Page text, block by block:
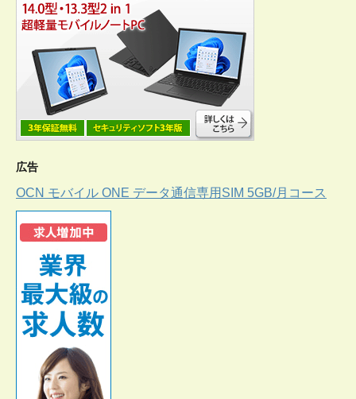
広告
OCN モバイル ONE データ通信専用SIM 5GB/月コース